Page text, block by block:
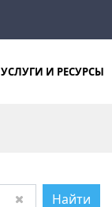
Найти
УСЛУГИ И РЕСУРСЫ